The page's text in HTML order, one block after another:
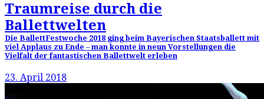
Traumreise durch die
Ballettwelten
Die BallettFestwoche 2018 ging beim Bayerischen Staatsballett mit
viel Applaus zu Ende – man konnte in neun Vorstellungen die
Vielfalt der fantastischen Ballettwelt erleben
23. April 2018